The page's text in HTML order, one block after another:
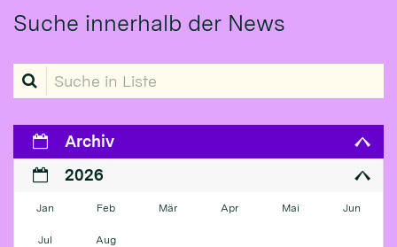
Suche innerhalb der News
Suche in Liste
Archiv
2026
Jan Feb Mär Apr Mai Jun
Jul Aug